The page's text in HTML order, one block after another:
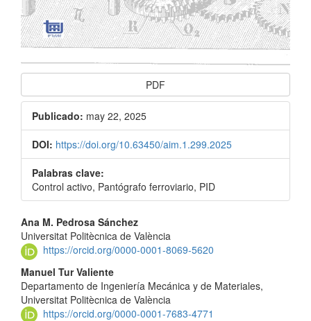
PDF
Publicado: may 22, 2025
DOI: https://doi.org/10.63450/aim.1.299.2025
Palabras clave:
Control activo, Pantógrafo ferroviario, PID
Contenido
principal
del
artículo
Ana M. Pedrosa Sánchez
Universitat Politècnica de València
https://orcid.org/0000-0001-8069-5620
Manuel Tur Valiente
Departamento de Ingeniería Mecánica y de Materiales,
Universitat Politècnica de València
https://orcid.org/0000-0001-7683-4771